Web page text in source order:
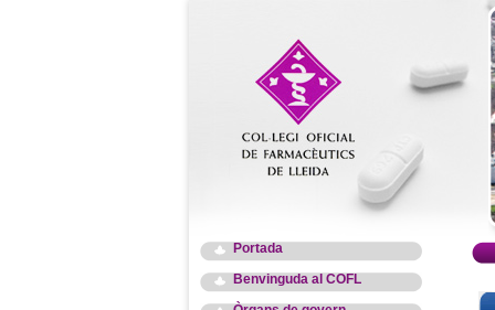
Portada
Benvinguda al COFL